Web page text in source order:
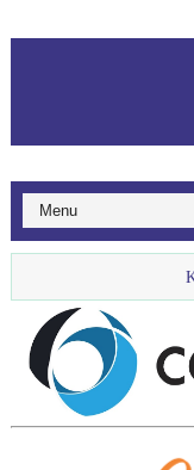
Καλό